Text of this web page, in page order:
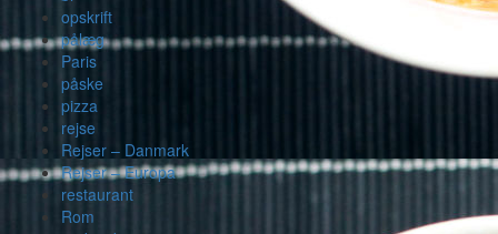
opskrift
pålæg
Paris
påske
pizza
rejse
Rejser – Danmark
Rejser – Europa
restaurant
Rom